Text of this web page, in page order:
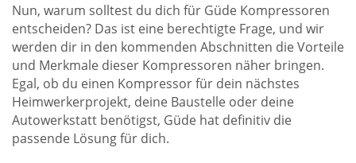
Nun, warum solltest du dich für Güde Kompressoren
entscheiden? Das ist eine berechtigte Frage, und wir
werden dir in den kommenden Abschnitten die Vorteile
und Merkmale dieser Kompressoren näher bringen.
Egal, ob du einen Kompressor für dein nächstes
Heimwerkerprojekt, deine Baustelle oder deine
Autowerkstatt benötigst, Güde hat definitiv die
passende Lösung für dich.